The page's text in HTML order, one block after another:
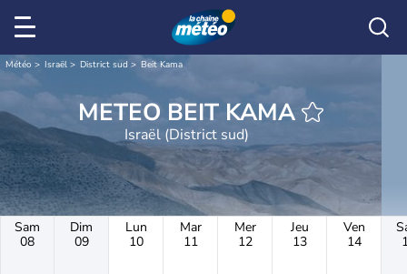
Météo Israël District sud Beit Kama
METEO BEIT KAMA
Israël (District sud)
Sam
08
Dim
09
Lun
10
Mar
11
Mer
12
Jeu
13
Ven
14